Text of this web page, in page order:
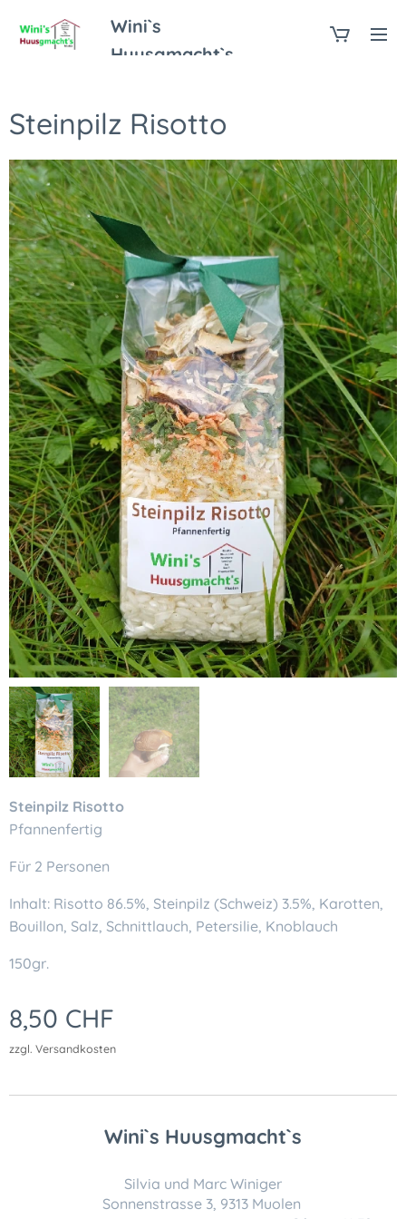
Wini`s
Huusgmacht`s
Steinpilz Risotto
Steinpilz Risotto
Pfannenfertig
Für 2 Personen
Inhalt: Risotto 86.5%, Steinpilz (Schweiz) 3.5%, Karotten,
Bouillon, Salz, Schnittlauch, Petersilie, Knoblauch
150gr.
8,50 CHF
zzgl. Versandkosten
Wini`s Huusgmacht`s
Silvia und Marc Winiger
Sonnenstrasse 3, 9313 Muolen